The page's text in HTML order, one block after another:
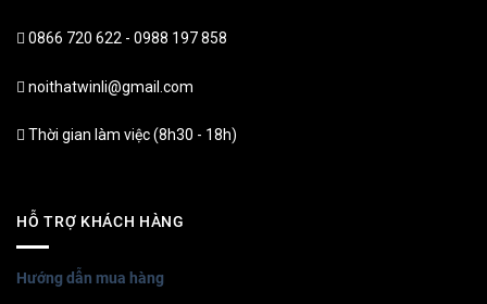
0866 720 622 - 0988 197 858
noithatwinli@gmail.com
Thời gian làm việc (8h30 - 18h)
HỖ TRỢ KHÁCH HÀNG
Hướng dẫn mua hàng